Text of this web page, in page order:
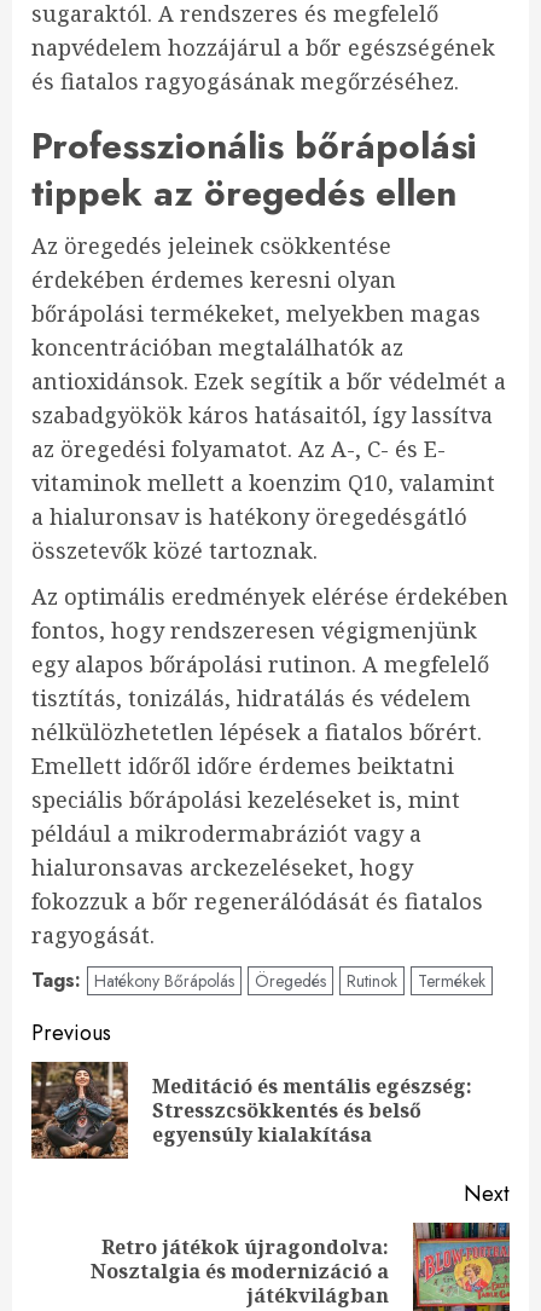
sugaraktól. A rendszeres és megfelelő
napvédelem hozzájárul a bőr egészségének
és fiatalos ragyogásának megőrzéséhez.
Professzionális bőrápolási
tippek az öregedés ellen
Az öregedés jeleinek csökkentése
érdekében érdemes keresni olyan
bőrápolási termékeket, melyekben magas
koncentrációban megtalálhatók az
antioxidánsok. Ezek segítik a bőr védelmét a
szabadgyökök káros hatásaitól, így lassítva
az öregedési folyamatot. Az A-, C- és E-
vitaminok mellett a koenzim Q10, valamint
a hialuronsav is hatékony öregedésgátló
összetevők közé tartoznak.
Az optimális eredmények elérése érdekében
fontos, hogy rendszeresen végigmenjünk
egy alapos bőrápolási rutinon. A megfelelő
tisztítás, tonizálás, hidratálás és védelem
nélkülözhetetlen lépések a fiatalos bőrért.
Emellett időről időre érdemes beiktatni
speciális bőrápolási kezeléseket is, mint
például a mikrodermabráziót vagy a
hialuronsavas arckezeléseket, hogy
fokozzuk a bőr regenerálódását és fiatalos
ragyogását.
Tags: Hatékony Bőrápolás Öregedés Rutinok Termékek
Continue
Reading
Previous
Meditáció és mentális egészség:
Stresszcsökkentés és belső
egyensúly kialakítása
Next
Retro játékok újragondolva:
Nosztalgia és modernizáció a
játékvilágban